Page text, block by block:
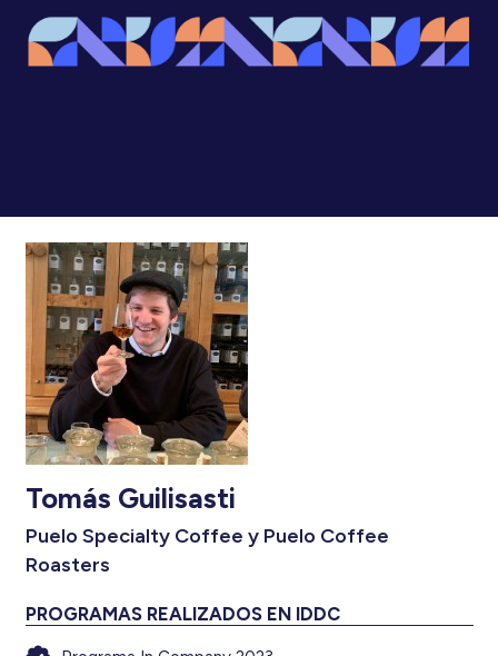
Tomás Guilisasti
Puelo Specialty Coffee y Puelo Coffee
Roasters
PROGRAMAS REALIZADOS EN IDDC